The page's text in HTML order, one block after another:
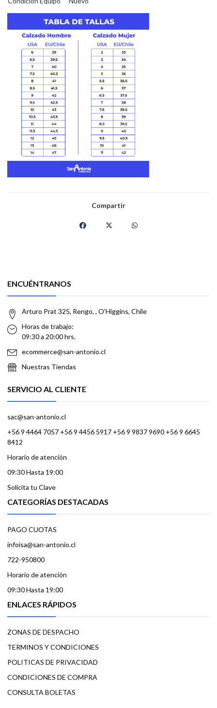
Compartir
ENCUÉNTRANOS
Arturo Prat 325, Rengo, , O'Higgins, Chile
Horas de trabajo:
09:30 a 20:00 hrs.
ecommerce@san-antonio.cl
Nuestras Tiendas
SERVICIO AL CLIENTE
sac@san-antonio.cl
+56 9 4464 7057 +56 9 4456 5917 +56 9 9837 9690 +56 9 6645
8412
Horario de atención
09:30 Hasta 19:00
Solicita tu Clave
CATEGORÍAS DESTACADAS
PAGO CUOTAS
infoisa@san-antonio.cl
722-950800
Horario de atención
09:30 Hasta 19:00
ENLACES RÁPIDOS
ZONAS DE DESPACHO
TERMINOS Y CONDICIONES
POLITICAS DE PRIVACIDAD
CONDICIONES DE COMPRA
CONSULTA BOLETAS